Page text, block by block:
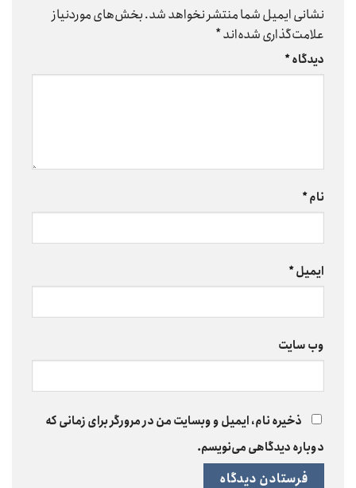
نشانی ایمیل شما منتشر نخواهد شد.بخش‌های موردنیاز
علامت‌گذاری شده‌اند*
دیدگاه*
نام*
ایمیل*
وب‌ سایت
ذخیره نام، ایمیل و وبسایت من در مرورگر برای زمانی که
دوباره دیدگاهی می‌نویسم.